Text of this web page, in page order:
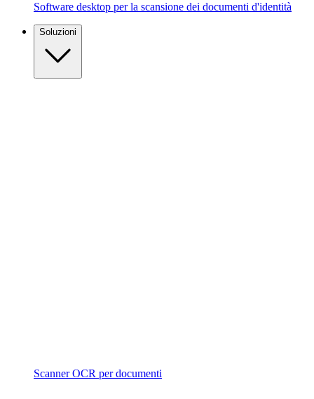
Software desktop per la scansione dei documenti d'identità
Soluzioni
Scanner OCR per documenti